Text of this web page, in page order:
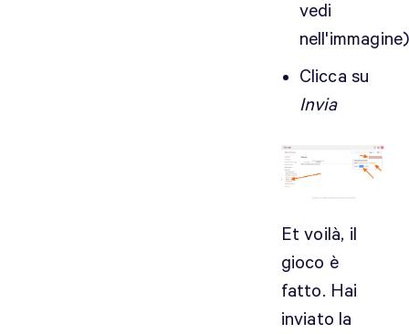
vedi
nell'immagine)
Clicca su
Invia
Et voilà, il
gioco è
fatto. Hai
inviato la